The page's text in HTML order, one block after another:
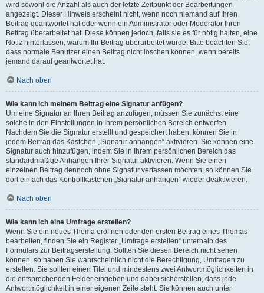
wird sowohl die Anzahl als auch der letzte Zeitpunkt der Bearbeitungen
angezeigt. Dieser Hinweis erscheint nicht, wenn noch niemand auf Ihren
Beitrag geantwortet hat oder wenn ein Administrator oder Moderator Ihren
Beitrag überarbeitet hat. Diese können jedoch, falls sie es für nötig halten, eine
Notiz hinterlassen, warum Ihr Beitrag überarbeitet wurde. Bitte beachten Sie,
dass normale Benutzer einen Beitrag nicht löschen können, wenn bereits
jemand darauf geantwortet hat.
Nach oben
Wie kann ich meinem Beitrag eine Signatur anfügen?
Um eine Signatur an Ihren Beitrag anzufügen, müssen Sie zunächst eine
solche in den Einstellungen in Ihrem persönlichen Bereich entwerfen.
Nachdem Sie die Signatur erstellt und gespeichert haben, können Sie in
jedem Beitrag das Kästchen „Signatur anhängen“ aktivieren. Sie können eine
Signatur auch hinzufügen, indem Sie in Ihrem persönlichen Bereich das
standardmäßige Anhängen Ihrer Signatur aktivieren. Wenn Sie einen
einzelnen Beitrag dennoch ohne Signatur verfassen möchten, so können Sie
dort einfach das Kontrollkästchen „Signatur anhängen“ wieder deaktivieren.
Nach oben
Wie kann ich eine Umfrage erstellen?
Wenn Sie ein neues Thema eröffnen oder den ersten Beitrag eines Themas
bearbeiten, finden Sie ein Register „Umfrage erstellen“ unterhalb des
Formulars zur Beitragserstellung. Sollten Sie diesen Bereich nicht sehen
können, so haben Sie wahrscheinlich nicht die Berechtigung, Umfragen zu
erstellen. Sie sollten einen Titel und mindestens zwei Antwortmöglichkeiten in
die entsprechenden Felder eingeben und dabei sicherstellen, dass jede
Antwortmöglichkeit in einer eigenen Zeile steht. Sie können auch unter